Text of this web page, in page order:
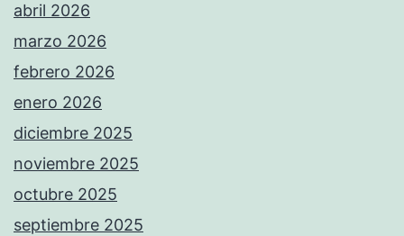
abril 2026
marzo 2026
febrero 2026
enero 2026
diciembre 2025
noviembre 2025
octubre 2025
septiembre 2025